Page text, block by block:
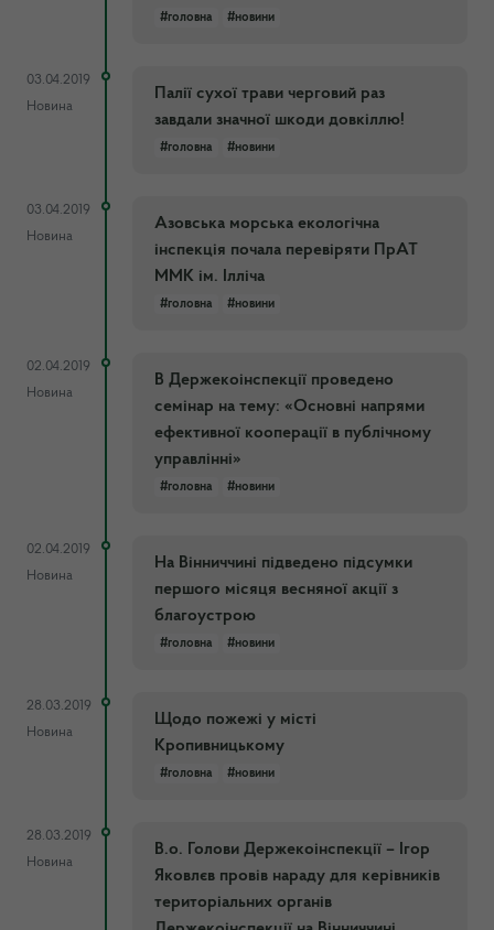
#головна #новини
03.04.2019
Новина
Палії сухої трави черговий раз
завдали значної шкоди довкіллю!
#головна #новини
03.04.2019
Новина
Азовська морська екологічна
інспекція почала перевіряти ПрАТ
ММК ім. Ілліча
#головна #новини
02.04.2019
Новина
В Держекоінспекції проведено
семінар на тему: «Основні напрями
ефективної кооперації в публічному
управлінні»
#головна #новини
02.04.2019
Новина
На Вінниччині підведено підсумки
першого місяця весняної акції з
благоустрою
#головна #новини
28.03.2019
Новина
Щодо пожежі у місті
Кропивницькому
#головна #новини
28.03.2019
Новина
В.о. Голови Держекоінспекції – Ігор
Яковлєв провів нараду для керівників
територіальних органів